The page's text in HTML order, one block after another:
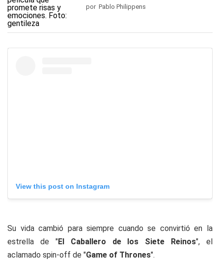
por Pablo Philippens
View this post on Instagram
Su vida cambió para siempre cuando se convirtió en la
estrella de "El Caballero de los Siete Reinos", el
aclamado spin-off de "Game of Thrones".